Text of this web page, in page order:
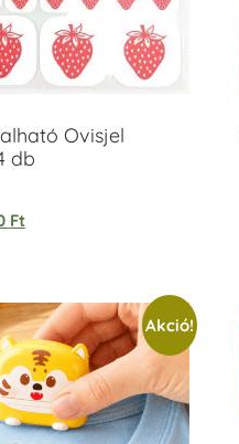
Ovisjel
db
Ft
Akció!